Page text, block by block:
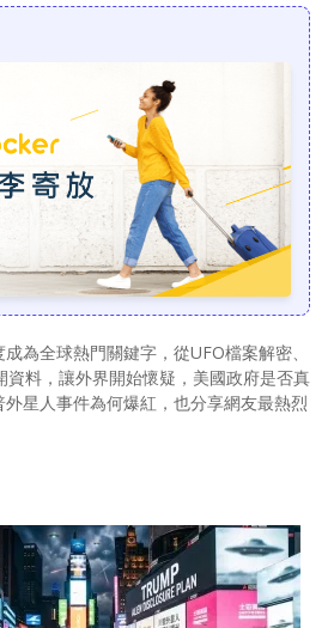
為全球熱門關鍵字，從UFO檔案解密、
資料，讓外界開始懷疑，美國政府是否真
星人事件為何爆紅，也分享網友最熱烈